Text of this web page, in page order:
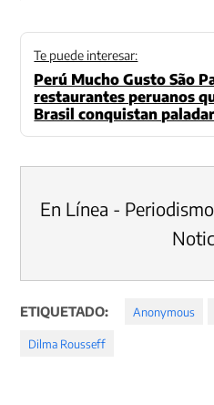
Te puede interesar:
Perú Mucho Gusto São
restaurantes peruanos
Brasil conquistan
En Línea -
ETIQUETADO: Anonymous
Dilma Rousseff